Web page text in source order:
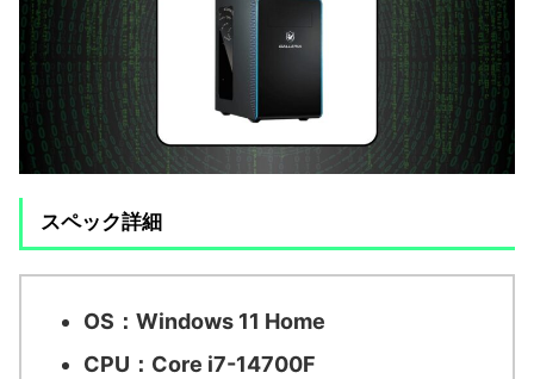
スペック詳細
OS： Windows 11 Home
CPU： Core i7-14700F